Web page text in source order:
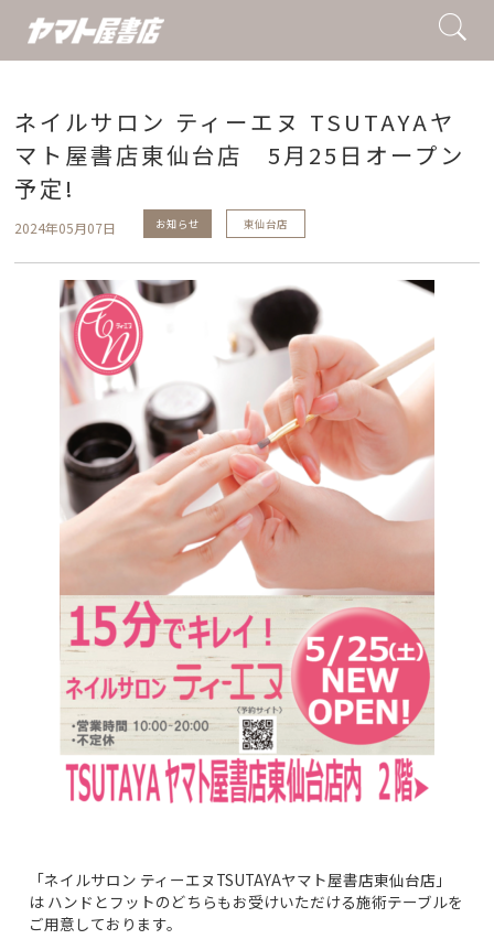
ネイルサロン ティーエヌ TSUTAYAヤ
マト屋書店東仙台店 5月25日オープン
予定!
2024年05月07日 お知らせ 東仙台店
「ネイルサロン ティーエヌTSUTAYAヤマト屋書店東仙台店」
は ハンドとフットのどちらもお受けいただける施術テーブルを
ご用意しております。